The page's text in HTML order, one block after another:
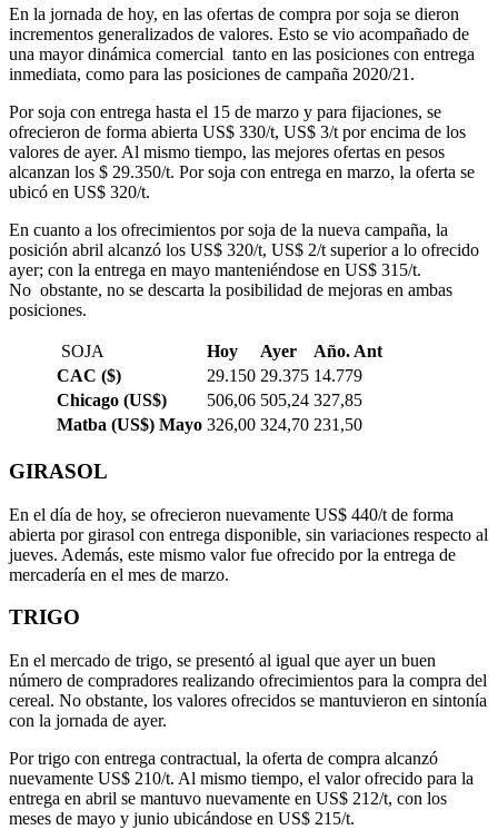
En la jornada de hoy, en las ofertas de compra por soja se dieron
incrementos generalizados de valores. Esto se vio acompañado de
una mayor dinámica comercial tanto en las posiciones con entrega
inmediata, como para las posiciones de campaña 2020/21.
Por soja con entrega hasta el 15 de marzo y para fijaciones, se
ofrecieron de forma abierta US$ 330/t, US$ 3/t por encima de los
valores de ayer. Al mismo tiempo, las mejores ofertas en pesos
alcanzan los $ 29.350/t. Por soja con entrega en marzo, la oferta se
ubicó en US$ 320/t.
En cuanto a los ofrecimientos por soja de la nueva campaña, la
posición abril alcanzó los US$ 320/t, US$ 2/t superior a lo ofrecido
ayer; con la entrega en mayo manteniéndose en US$ 315/t.
No obstante, no se descarta la posibilidad de mejoras en ambas
posiciones.
SOJA Hoy Ayer
Año. Ant
CAC ($)
29.150 29.375 14.779
Chicago (US$)
506,06 505,24 327,85
Matba (US$) Mayo 326,00 324,70 231,50
GIRASOL
En el día de hoy, se ofrecieron nuevamente US$ 440/t de forma
abierta por girasol con entrega disponible, sin variaciones respecto al
jueves. Además, este mismo valor fue ofrecido por la entrega de
mercadería en el mes de marzo.
TRIGO
En el mercado de trigo, se presentó al igual que ayer un buen
número de compradores realizando ofrecimientos para la compra del
cereal. No obstante, los valores ofrecidos se mantuvieron en sintonía
con la jornada de ayer.
Por trigo con entrega contractual, la oferta de compra alcanzó
nuevamente US$ 210/t. Al mismo tiempo, el valor ofrecido para la
entrega en abril se mantuvo nuevamente en US$ 212/t, con los
meses de mayo y junio ubicándose en US$ 215/t.